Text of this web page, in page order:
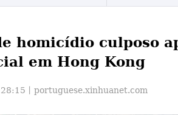
homicídio culposo
em Hong Kong
丨 portuguese.xinhuanet.com